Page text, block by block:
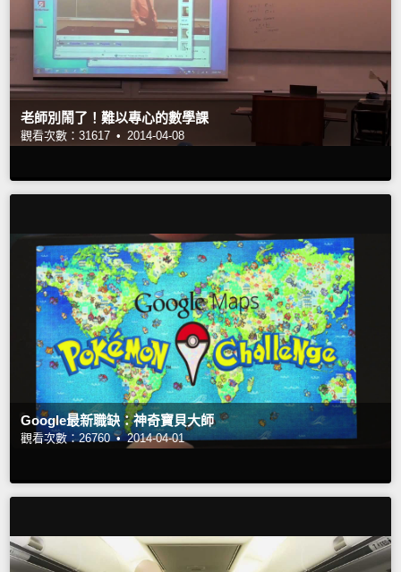
老師別鬧了！難以專心的數學課
觀看次數：31617 • 2014-04-08
Google最新職缺：神奇寶貝大師
觀看次數：26760 • 2014-04-01